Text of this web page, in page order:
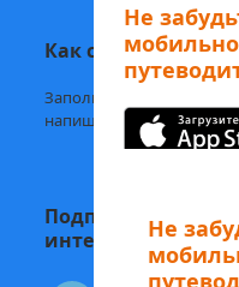
Как с нами
Заполните
напишите нам в
Telegram
Подписывайтесь
интересно и
Не
А еще
Не